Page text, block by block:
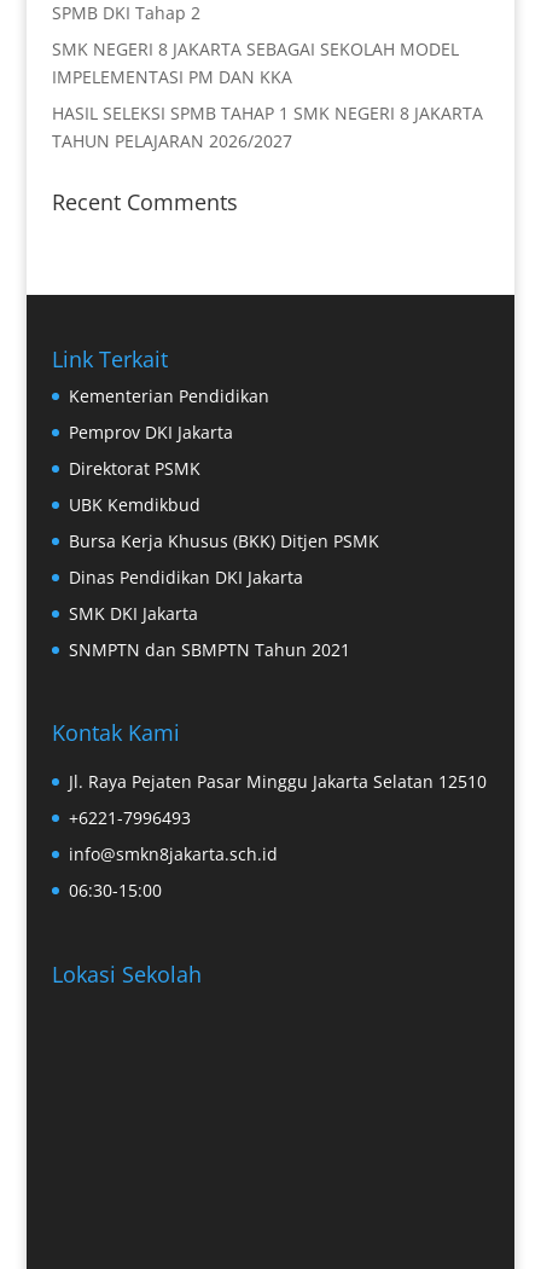
SPMB DKI Tahap 2
SMK NEGERI 8 JAKARTA SEBAGAI SEKOLAH MODEL
IMPELEMENTASI PM DAN KKA
HASIL SELEKSI SPMB TAHAP 1 SMK NEGERI 8 JAKARTA
TAHUN PELAJARAN 2026/2027
Recent Comments
Link Terkait
Kementerian Pendidikan
Pemprov DKI Jakarta
Direktorat PSMK
UBK Kemdikbud
Bursa Kerja Khusus (BKK) Ditjen PSMK
Dinas Pendidikan DKI Jakarta
SMK DKI Jakarta
SNMPTN dan SBMPTN Tahun 2021
Kontak Kami
Jl. Raya Pejaten Pasar Minggu Jakarta Selatan 12510
+6221-7996493
info@smkn8jakarta.sch.id
06:30-15:00
Lokasi Sekolah